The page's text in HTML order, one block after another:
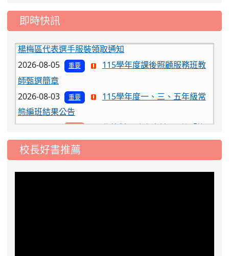
即時快訊
2026-08-06
2026-08-05
重要
115學年度課後照顧服務班教
師甄選簡章
2026-08-03
態編班結果公告
2026-07-31
公告
2026-07-17
公告
校長好書推薦